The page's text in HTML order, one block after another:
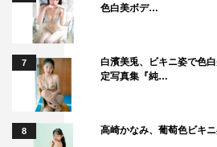
色白美ボデ…
7
白濱美兎、ビキニ姿で色
定写真集『純…
8 高崎かなみ、葡萄色ビキ